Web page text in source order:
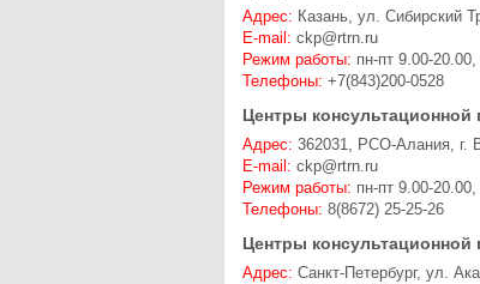
Адрес: Казань, ул. Сибирский
E-mail: ckp@rtrn.ru
Режим работы: пн-пт 9.00-
Телефоны: +7(843)200-0528
Центры
Адрес: 362031, РСО-Алания, г.
E-mail: ckp@rtrn.ru
Режим работы: пн-пт 9.00-
Телефоны: 8(8672) 25-25-26
Центры консультационной
Адрес: Санкт-Петербург, ул.